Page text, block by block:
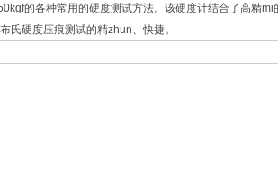
的各种常用的硬度测试方法。该硬度计结合了高精
氏硬度压痕测试的精zhun、快捷。